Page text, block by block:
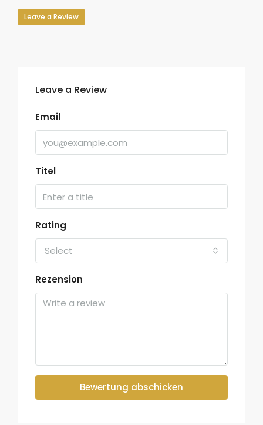
Leave a Review
Leave a Review
Email
Titel
Rating
Select
Rezension
Bewertung abschicken